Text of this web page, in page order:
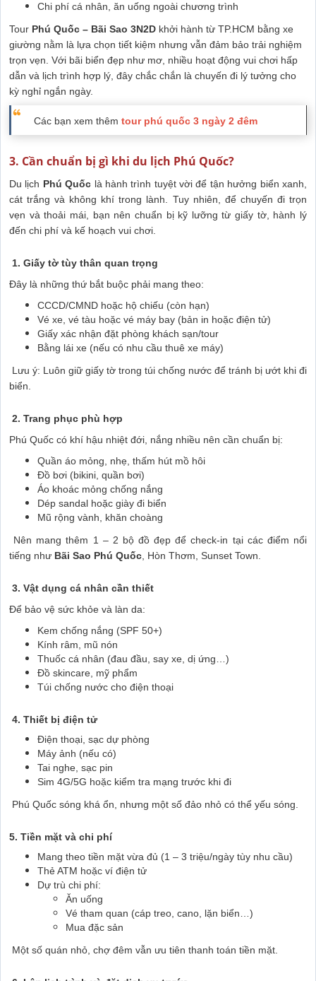
Chi phí cá nhân, ăn uống ngoài chương trình
Tour Phú Quốc – Bãi Sao 3N2D khởi hành từ TP.HCM bằng xe
giường nằm là lựa chọn tiết kiệm nhưng vẫn đảm bảo trải nghiệm
trọn vẹn. Với bãi biển đẹp như mơ, nhiều hoạt động vui chơi hấp
dẫn và lịch trình hợp lý, đây chắc chắn là chuyến đi lý tưởng cho
kỳ nghỉ ngắn ngày.
Các bạn xem thêm tour phú quốc 3 ngày 2 đêm
3. Cần chuẩn bị gì khi du lịch Phú Quốc?
Du lịch Phú Quốc là hành trình tuyệt vời để tận hưởng biển xanh,
cát trắng và không khí trong lành. Tuy nhiên, để chuyến đi trọn
vẹn và thoải mái, bạn nên chuẩn bị kỹ lưỡng từ giấy tờ, hành lý
đến chi phí và kế hoạch vui chơi.
1. Giấy tờ tùy thân quan trọng
Đây là những thứ bắt buộc phải mang theo:
CCCD/CMND hoặc hộ chiếu (còn hạn)
Vé xe, vé tàu hoặc vé máy bay (bản in hoặc điện tử)
Giấy xác nhận đặt phòng khách sạn/tour
Bằng lái xe (nếu có nhu cầu thuê xe máy)
Lưu ý: Luôn giữ giấy tờ trong túi chống nước để tránh bị ướt khi đi
biển.
2. Trang phục phù hợp
Phú Quốc có khí hậu nhiệt đới, nắng nhiều nên cần chuẩn bị:
Quần áo mỏng, nhẹ, thấm hút mồ hôi
Đồ bơi (bikini, quần bơi)
Áo khoác mỏng chống nắng
Dép sandal hoặc giày đi biển
Mũ rộng vành, khăn choàng
Nên mang thêm 1 – 2 bộ đồ đẹp để check-in tại các điểm nổi
tiếng như Bãi Sao Phú Quốc, Hòn Thơm, Sunset Town.
3. Vật dụng cá nhân cần thiết
Để bảo vệ sức khỏe và làn da:
Kem chống nắng (SPF 50+)
Kính râm, mũ nón
Thuốc cá nhân (đau đầu, say xe, dị ứng…)
Đồ skincare, mỹ phẩm
Túi chống nước cho điện thoại
4. Thiết bị điện tử
Điện thoại, sạc dự phòng
Máy ảnh (nếu có)
Tai nghe, sạc pin
Sim 4G/5G hoặc kiểm tra mạng trước khi đi
Phú Quốc sóng khá ổn, nhưng một số đảo nhỏ có thể yếu sóng.
5. Tiền mặt và chi phí
Mang theo tiền mặt vừa đủ (1 – 3 triệu/ngày tùy nhu cầu)
Thẻ ATM hoặc ví điện tử
Dự trù chi phí:
Ăn uống
Vé tham quan (cáp treo, cano, lặn biển…)
Mua đặc sản
Một số quán nhỏ, chợ đêm vẫn ưu tiên thanh toán tiền mặt.